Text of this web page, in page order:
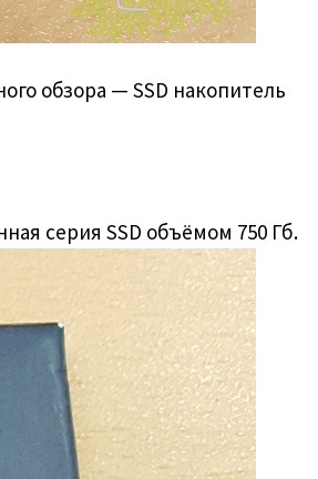
обзора — SSD накопитель
серия SSD объёмом 750 Гб.